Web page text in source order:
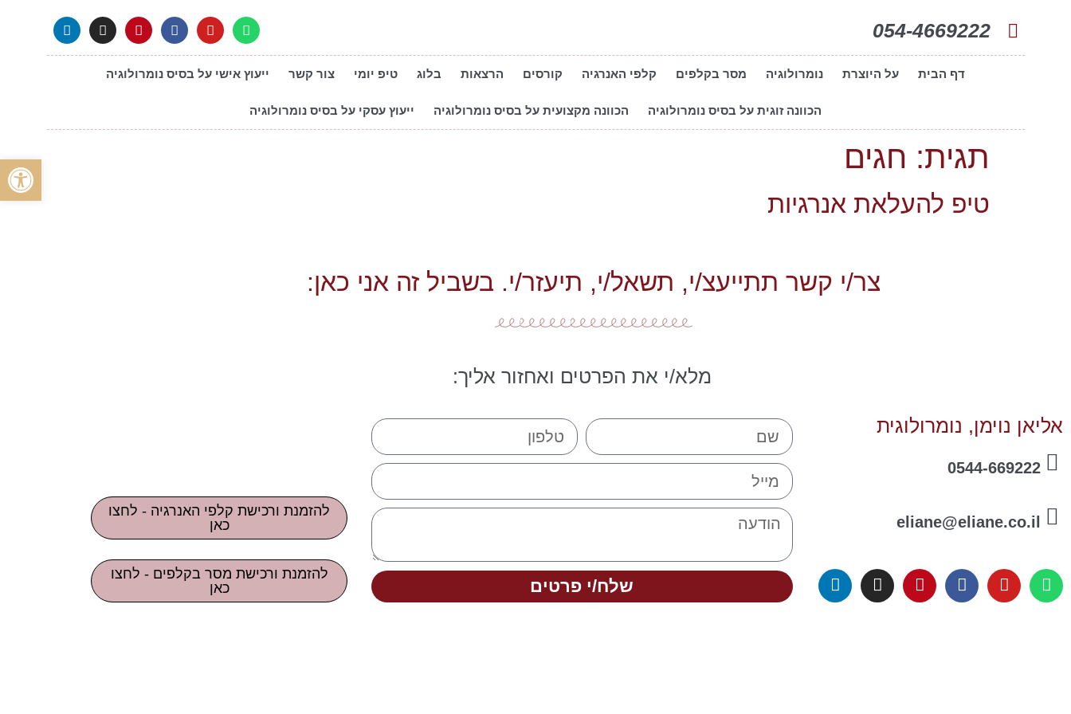
054-4669222
דף הבית על היוצרת נומרולוגיה מסר בקלפים קלפי האנרגיה קורסים הרצאות בלוג טיפ יומי צור קשר ייעוץ אישי על בסיס נומרולוגיה
הכוונה זוגית על בסיס נומרולוגיה הכוונה מקצועית על בסיס נומרולוגיה ייעוץ עסקי על בסיס נומרולוגיה
תגית: חגים
טיפ להעלאת אנרגיות
צר/י קשר תתייעצ/י, תשאל/י, תיעזר/י. בשביל זה אני כאן:
אליאן נוימן, נומרולוגית
0544-669222
eliane@eliane.co.il
מלא/י את הפרטים ואחזור אליך:
שלח/י פרטים
להזמנת ורכישת קלפי האנרגיה - לחצו
כאן
להזמנת ורכישת מסר בקלפים - לחצו
כאן
פתח